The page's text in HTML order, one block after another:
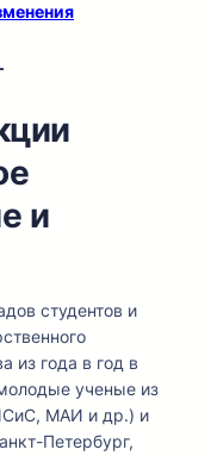
и
студентов и
из года в год в
ученые из
МАИ и др.) и
Петербург,